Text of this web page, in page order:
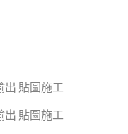
出 貼圖施工
出 貼圖施工